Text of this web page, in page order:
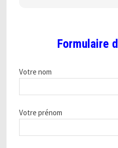
Formulaire
Votre nom
Votre prénom